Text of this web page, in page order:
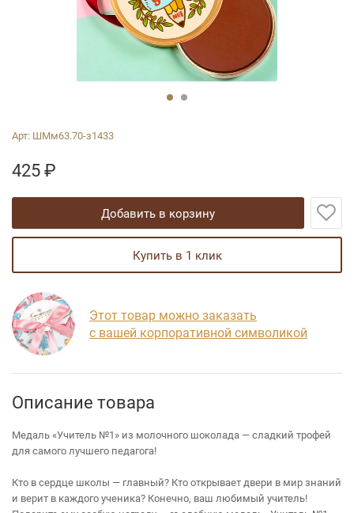
Арт: ШМм63.70-з1433
425₽
добавить в корзину
купить в 1 клик
Этот товар можно заказать
с вашей корпоративной символикой
Описание товара
Медаль «Учитель №1» из молочного шоколада — сладкий трофей
для самого лучшего педагога!
Кто в сердце школы — главный? Кто открывает двери в мир знаний
и верит в каждого ученика? Конечно, ваш любимый учитель!